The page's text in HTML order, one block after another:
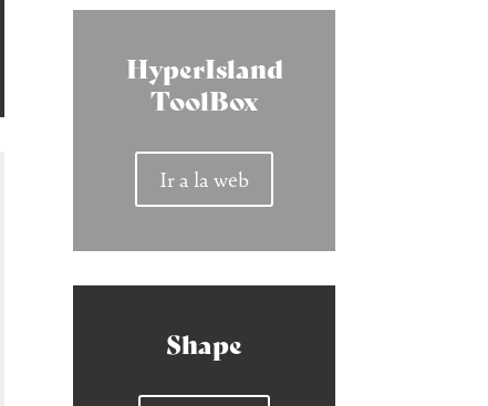
HyperIsland
ToolBox
Ir a la web
Shape